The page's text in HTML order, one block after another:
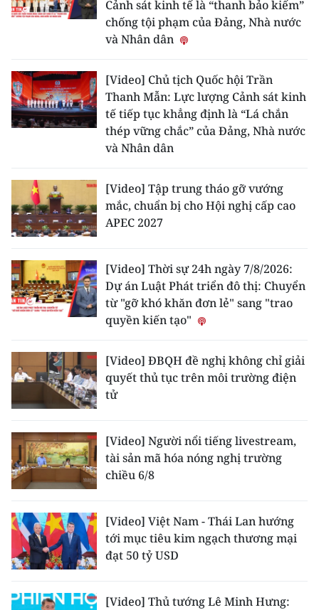
ENGLISH
FRANÇAIS
РУССКИЙ
한국어
Cảnh sát kinh tế là “thanh bảo kiếm”
chống tội phạm của Đảng, Nhà nước
và Nhân dân
[Video] Chủ tịch Quốc hội Trần
Thanh Mẫn: Lực lượng Cảnh sát kinh
tế tiếp tục khẳng định là “Lá chắn
thép vững chắc” của Đảng, Nhà nước
và Nhân dân
[Video] Tập trung tháo gỡ vướng
mắc, chuẩn bị cho Hội nghị cấp cao
APEC 2027
[Video] Thời sự 24h ngày 7/8/2026:
Dự án Luật Phát triển đô thị: Chuyển
từ "gỡ khó khăn đơn lẻ" sang "trao
quyền kiến tạo"
[Video] ĐBQH đề nghị không chỉ giải
quyết thủ tục trên môi trường điện
tử
[Video] Người nổi tiếng livestream,
tài sản mã hóa nóng nghị trường
chiều 6/8
[Video] Việt Nam - Thái Lan hướng
tới mục tiêu kim ngạch thương mại
đạt 50 tỷ USD
[Video] Thủ tướng Lê Minh Hưng: